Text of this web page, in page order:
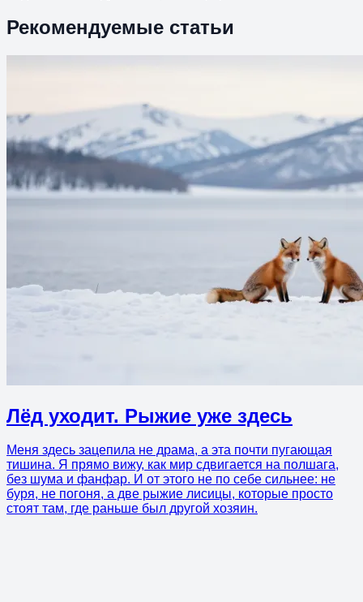
Рекомендуемые статьи
Лёд уходит. Рыжие уже здесь
Меня здесь зацепила не драма, а эта почти пугающая
тишина. Я прямо вижу, как мир сдвигается на полшага,
без шума и фанфар. И от этого не по себе сильнее: не
буря, не погоня, а две рыжие лисицы, которые просто
стоят там, где раньше был другой хозяин.